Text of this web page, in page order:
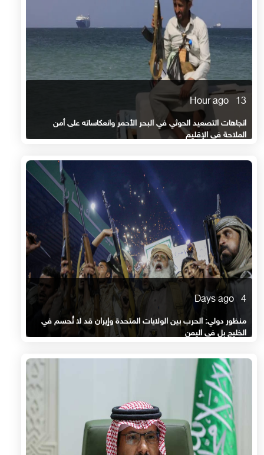
13 Hour ago
اتجاهات التصعيد الحوثي في البحر الأحمر وانعكاساته على أمن
الملاحة في الإقليم
4 Days ago
منظور دولي: الحرب بين الولايات المتحدة وإيران قد لا تُحسم في
الخليج بل في اليمن